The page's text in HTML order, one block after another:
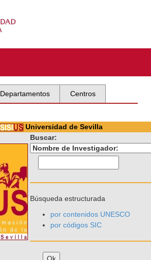
Departamentos Centros
Universidad de Sevilla
Buscar:
Búsqueda estructurada
por contenidos UNESCO
por códigos SIC